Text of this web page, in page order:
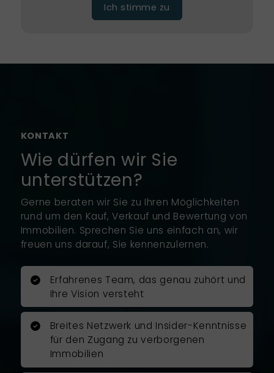
Ich stimme zu
KONTAKT
Wie dürfen wir Sie
unterstützen?
Gerne beraten wir Sie zu Ihren Möglichkeiten
rund um den Kauf, Verkauf und Bewertung von
Immobilien. Sprechen Sie uns einfach an, wir
freuen uns darauf, Sie kennenzulernen.
Erfahrenes Team, das genau zuhört und
Ihre Vision versteht
Breites Netzwerk und Insider-Kenntnisse
für den Zugang zu verborgenen
Immobilien